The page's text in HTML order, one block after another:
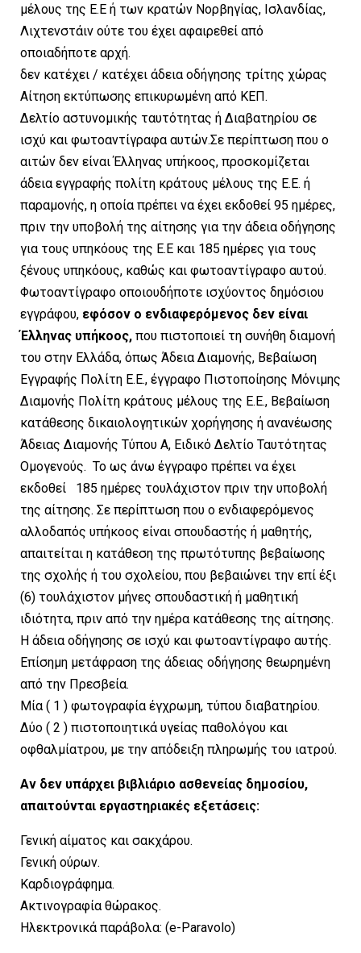
μέλους της Ε.Ε ή των κρατών Νορβηγίας, Ισλανδίας,
Λιχτενστάιν ούτε του έχει αφαιρεθεί από
οποιαδήποτε αρχή.
δεν κατέχει / κατέχει άδεια οδήγησης τρίτης χώρας
Αίτηση εκτύπωσης επικυρωμένη από ΚΕΠ.
Δελτίο αστυνομικής ταυτότητας ή Διαβατηρίου σε
ισχύ και φωτοαντίγραφα αυτών.Σε περίπτωση που ο
αιτών δεν είναι Έλληνας υπήκοος, προσκομίζεται
άδεια εγγραφής πολίτη κράτους μέλους της Ε.Ε. ή
παραμονής, η οποία πρέπει να έχει εκδοθεί 95 ημέρες,
πριν την υποβολή της αίτησης για την άδεια οδήγησης
για τους υπηκόους της Ε.Ε και 185 ημέρες για τους
ξένους υπηκόους, καθώς και φωτοαντίγραφο αυτού.
Φωτοαντίγραφο οποιουδήποτε ισχύοντος δημόσιου
εγγράφου, εφόσον ο ενδιαφερόμενος δεν είναι
Έλληνας υπήκοος, που πιστοποιεί τη συνήθη διαμονή
του στην Ελλάδα, όπως Άδεια Διαμονής, Βεβαίωση
Εγγραφής Πολίτη Ε.Ε., έγγραφο Πιστοποίησης Μόνιμης
Διαμονής Πολίτη κράτους μέλους της Ε.Ε., Βεβαίωση
κατάθεσης δικαιολογητικών χορήγησης ή ανανέωσης
Άδειας Διαμονής Τύπου Α, Ειδικό Δελτίο Ταυτότητας
Ομογενούς. Το ως άνω έγγραφο πρέπει να έχει
εκδοθεί 185 ημέρες τουλάχιστον πριν την υποβολή
της αίτησης. Σε περίπτωση που ο ενδιαφερόμενος
αλλοδαπός υπήκοος είναι σπουδαστής ή μαθητής,
απαιτείται η κατάθεση της πρωτότυπης βεβαίωσης
της σχολής ή του σχολείου, που βεβαιώνει την επί έξι
(6) τουλάχιστον μήνες σπουδαστική ή μαθητική
ιδιότητα, πριν από την ημέρα κατάθεσης της αίτησης.
Η άδεια οδήγησης σε ισχύ και φωτοαντίγραφο αυτής.
Επίσημη μετάφραση της άδειας οδήγησης θεωρημένη
από την Πρεσβεία.
Μία ( 1 ) φωτογραφία έγχρωμη, τύπου διαβατηρίου.
Δύο ( 2 ) πιστοποιητικά υγείας παθολόγου και
οφθαλμίατρου, με την απόδειξη πληρωμής του ιατρού.
Αν δεν υπάρχει βιβλιάριο ασθενείας δημοσίου,
απαιτούνται εργαστηριακές εξετάσεις:
Γενική αίματος και σακχάρου.
Γενική ούρων.
Καρδιογράφημα.
Ακτινογραφία θώρακος.
Ηλεκτρονικά παράβολα: (e-Paravolo)